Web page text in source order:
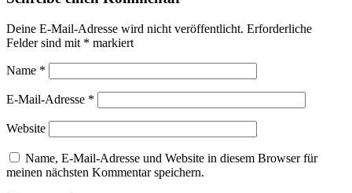
Deine E-Mail-Adresse wird nicht veröffentlicht. Erforderliche
Felder sind mit * markiert
Name *
E-Mail-Adresse *
Website
Name, E-Mail-Adresse und Website in diesem Browser für
meinen nächsten Kommentar speichern.